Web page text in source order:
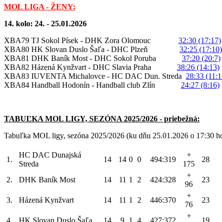
MOL LIGA - ŽENY:
14. kolo: 24. - 25.01.2026
XBA79 TJ Sokol Písek - DHK Zora Olomouc 32:30 (17:17)
XBA80 HK Slovan Duslo Šaľa - DHC Plzeň 32:25 (17:10)
XBA81 DHK Baník Most - DHC Sokol Poruba 37:20 (20:7)
XBA82 Házená Kynžvart - DHC Slavia Praha 38:26 (14:13)
XBA83 IUVENTA Michalovce - HC DAC Dun. Streda 28:33
XBA84 Handball Hodonín - Handball club Zlín 24:27 (8:16)
TABUĽKA MOL LIGY, SEZÓNA 2025/2026 - priebežná:
Tabuľka MOL ligy, sezóna 2025/2026 (ku dňu 25.01.2026 o 17:30
1.
HC DAC Dunajská
Streda
14 14 0 0 494:319
+
175
28
2. DHK Baník Most 14 11 1 2 424:328
+
96
23
3. Házená Kynžvart 14 11 1 2 446:370
+
76
23
4. HK Slovan Duslo Šaľa 14 9 1 4 427:372
+
19